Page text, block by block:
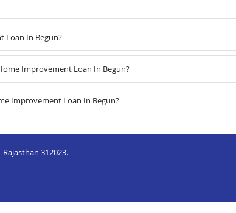
Loan In Begun?
Improvement Loan In Begun?
Improvement Loan In Begun?
312023.